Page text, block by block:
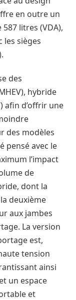
en outre un
litres (VDA),
les sièges
des
hybride
afin d’offrir une
des modèles
pensé avec le
l’impact
de
dont la
deuxième
aux jambes
La version
est,
tension
ainsi
un espace
et